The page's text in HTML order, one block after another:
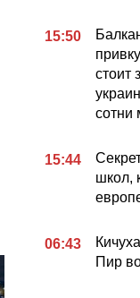
15:50
стоит
сотни
15:44
школ,
06:43
Пир